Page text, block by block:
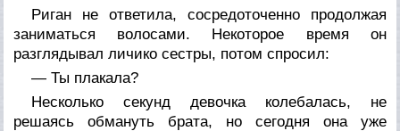
Риган не ответила, сосредоточенно продолжая
заниматься волосами. Некоторое время он
разглядывал личико сестры, потом спросил:
— Ты плакала?
Несколько секунд девочка колебалась, не
решаясь обмануть брата, но сегодня она уже